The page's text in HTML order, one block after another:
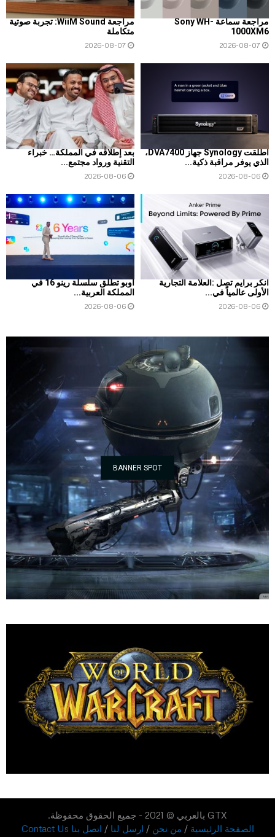
مراجعة سماعة Sony WH-
1000XM6
2026-08-07
مراجعة WiiM Sound: تجربة صوتية
متكاملة
2026-08-07
أطلقت Synology جهاز DVA7400،
الذي يوفر مراقبة ذكية...
2026-08-06
بعد إطلاقه في المملكة… خبراء
التقنية ورواد مجتمع...
2026-08-06
أنكر برايم تصل :العلامة التجارية
الأولى عالمياً في...
2026-08-06
أوبو تطلق سلسلة رينو 16 في
المملكة العربية...
2026-08-06
BANNER SPOT
GTX بالعربي © 2021 - جميع الحقوق محفوظة.
الصفحة الرئيسية / من نحن / ارسل لنا / اتصل بنا Contact Us